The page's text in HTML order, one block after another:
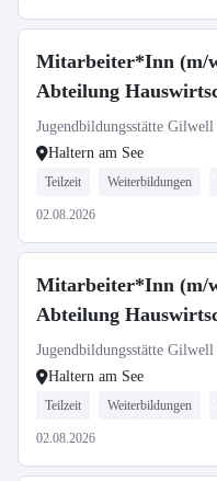
Mitarbeiter*Inn (m/
Abteilung
Jugendbildungsstätte
Haltern am See
Teilzeit Weiterbildungen
02.08.2026
Mitarbeiter*Inn (m/
Abteilung
Jugendbildungsstätte
Haltern am See
Teilzeit Weiterbildungen
02.08.2026